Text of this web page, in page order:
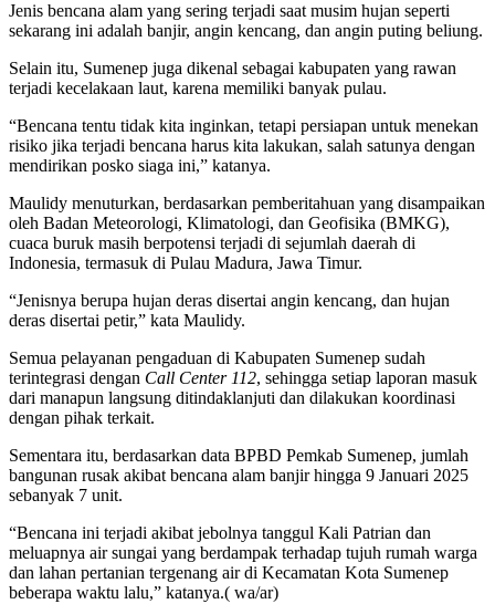
Jenis bencana alam yang sering terjadi saat musim hujan seperti
sekarang ini adalah banjir, angin kencang, dan angin puting beliung.
Selain itu, Sumenep juga dikenal sebagai kabupaten yang rawan
terjadi kecelakaan laut, karena memiliki banyak pulau.
“Bencana tentu tidak kita inginkan, tetapi persiapan untuk menekan
risiko jika terjadi bencana harus kita lakukan, salah satunya dengan
mendirikan posko siaga ini,” katanya.
Maulidy menuturkan, berdasarkan pemberitahuan yang disampaikan
oleh Badan Meteorologi, Klimatologi, dan Geofisika (BMKG),
cuaca buruk masih berpotensi terjadi di sejumlah daerah di
Indonesia, termasuk di Pulau Madura, Jawa Timur.
“Jenisnya berupa hujan deras disertai angin kencang, dan hujan
deras disertai petir,” kata Maulidy.
Semua pelayanan pengaduan di Kabupaten Sumenep sudah
terintegrasi dengan Call Center 112, sehingga setiap laporan masuk
dari manapun langsung ditindaklanjuti dan dilakukan koordinasi
dengan pihak terkait.
Sementara itu, berdasarkan data BPBD Pemkab Sumenep, jumlah
bangunan rusak akibat bencana alam banjir hingga 9 Januari 2025
sebanyak 7 unit.
“Bencana ini terjadi akibat jebolnya tanggul Kali Patrian dan
meluapnya air sungai yang berdampak terhadap tujuh rumah warga
dan lahan pertanian tergenang air di Kecamatan Kota Sumenep
beberapa waktu lalu,” katanya.( wa/ar)